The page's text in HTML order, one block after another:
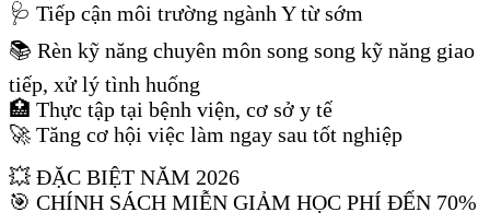
🩺 Tiếp cận môi trường ngành Y từ sớm
📚 Rèn kỹ năng chuyên môn song song kỹ năng giao
tiếp, xử lý tình huống
🏥 Thực tập tại bệnh viện, cơ sở y tế
🚀 Tăng cơ hội việc làm ngay sau tốt nghiệp
💥 ĐẶC BIỆT NĂM 2026
🎯 CHÍNH SÁCH MIỄN GIẢM HỌC PHÍ ĐẾN 70%